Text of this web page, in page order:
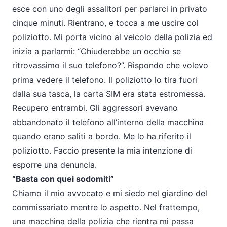
esce con uno degli assalitori per parlarci in privato
cinque minuti. Rientrano, e tocca a me uscire col
poliziotto. Mi porta vicino al veicolo della polizia ed
inizia a parlarmi: “Chiuderebbe un occhio se
ritrovassimo il suo telefono?”. Rispondo che volevo
prima vedere il telefono. Il poliziotto lo tira fuori
dalla sua tasca, la carta SIM era stata estromessa.
Recupero entrambi. Gli aggressori avevano
abbandonato il telefono all’interno della macchina
quando erano saliti a bordo. Me lo ha riferito il
poliziotto. Faccio presente la mia intenzione di
esporre una denuncia.
“Basta con quei sodomiti”
Chiamo il mio avvocato e mi siedo nel giardino del
commissariato mentre lo aspetto. Nel frattempo,
una macchina della polizia che rientra mi passa